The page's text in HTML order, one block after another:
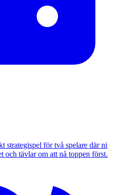
strategispel för två spelare där ni
och tävlar om att nå toppen först.